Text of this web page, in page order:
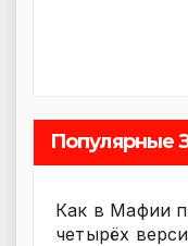
Популярные
Как в Мафии
четырёх